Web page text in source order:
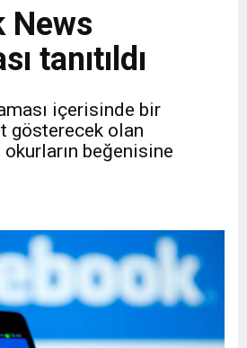
News
tanıtıldı
içerisinde bir
gösterecek olan
beğenisine